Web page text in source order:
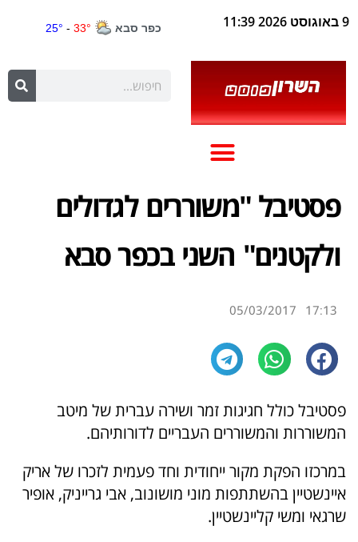
9 באוגוסט 2026 11:39
פסטיבל "משוררים לגדולים
ולקטנים" השני בכפר סבא
17:13
05/03/2017
פסטיבל כולל חגיגות זמר ושירה עברית של מיטב
המשוררות והמשוררים העבריים לדורותיהם.
במרכזו הפקת מקור ייחודית וחד פעמית לזכרו של אריק
איינשטיין בהשתתפות מוני מושונוב, אבי גרייניק, אופיר
שרגאי ומשי קליינשטיין.